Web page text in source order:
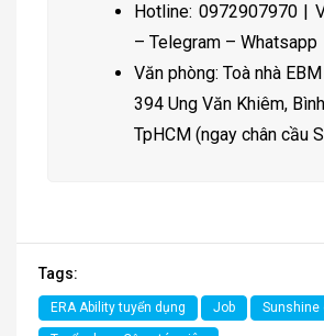
Hotline: 0972907970 |
– Telegram – Whatsapp
Văn phòng: Toà nhà
394 Ung Văn Khiêm,
TpHCM (ngay chân cầu
Tags:
ERA Ability tuyển dụng Job Sunshine